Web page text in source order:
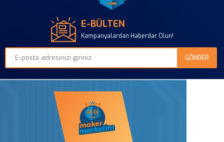
E-BÜLTEN
Kampanyalardan Haberdar Olun!